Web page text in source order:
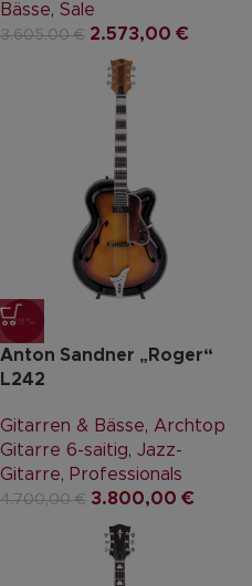
Bässe, Sale
3.605,00€ 2.573,00 €
-19%
Anton Sandner „Roger“
L242
Gitarren & Bässe, Archtop
Gitarre 6-saitig, Jazz-
Gitarre, Professionals
4.700,00€ 3.800,00 €